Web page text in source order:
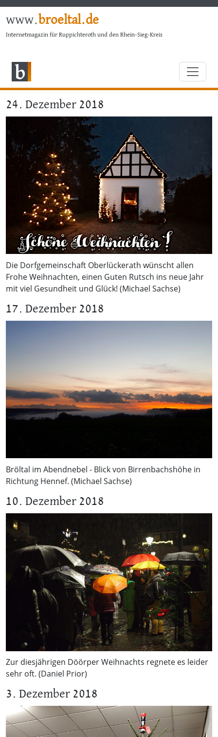
www.broeltal.de
Internetmagazin für Ruppichteroth und den Rhein-Sieg-Kreis
24. Dezember 2018
Die Dorfgemeinschaft Oberlückerath wünscht allen
Frohe Weihnachten, einen Guten Rutsch ins neue Jahr
mit viel Gesundheit und Glück! (Michael Sachse)
17. Dezember 2018
Bröltal im Abendnebel - Blick von Birrenbachshöhe in
Richtung Hennef. (Michael Sachse)
10. Dezember 2018
Zur diesjährigen Döörper Weihnachts regnete es leider
sehr oft. (Daniel Prior)
3. Dezember 2018